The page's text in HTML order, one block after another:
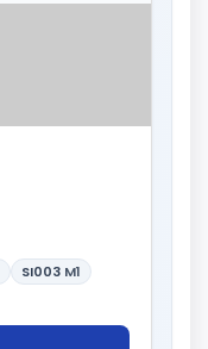
SI003 M1